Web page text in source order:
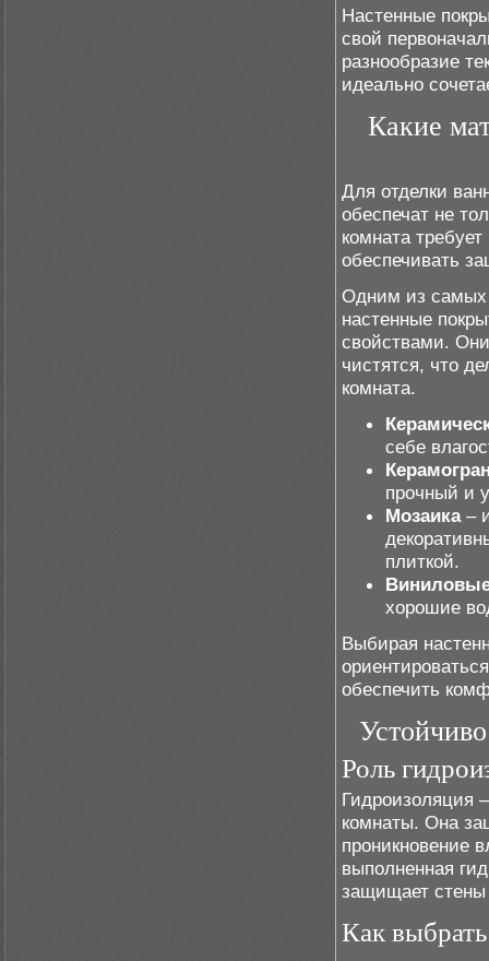
Настенные
свой
разнообразие
идеально
Какие
Для отделки
обеспечат не
комната
обеспечивать
Одним из самых
настенные
свойствами.
чистятся, что
комната.
себе
прочный и
Мозаика–
плиткой.
хорошие
Выбирая
обеспечить
Роль
Гидроизоляция
комнаты. Она
проникновение
выполненная
защищает стены
Как